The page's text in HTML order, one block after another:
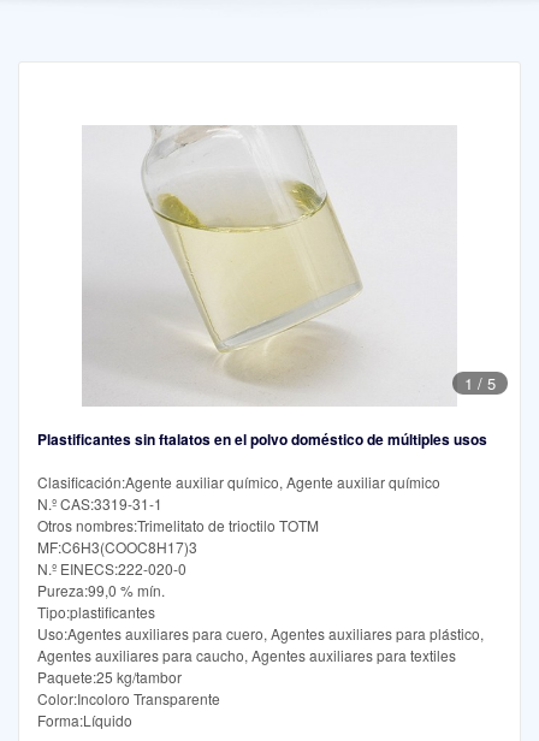
1 / 5
Plastificantes sin ftalatos en el polvo doméstico de múltiples usos
Clasificación:Agente auxiliar químico, Agente auxiliar químico
N.º CAS:3319-31-1
Otros nombres:Trimelitato de trioctilo TOTM
MF:C6H3(COOC8H17)3
N.º EINECS:222-020-0
Pureza:99,0 % mín.
Tipo:plastificantes
Uso:Agentes auxiliares para cuero, Agentes auxiliares para plástico,
Agentes auxiliares para caucho, Agentes auxiliares para textiles
Paquete:25 kg/tambor
Color:Incoloro Transparente
Forma:Líquido